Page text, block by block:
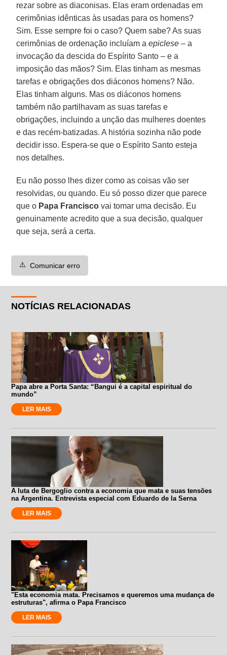
rezar sobre as diaconisas. Elas eram ordenadas em
cerimônias idênticas às usadas para os homens?
Sim. Esse sempre foi o caso? Quem sabe? As suas
cerimônias de ordenação incluíam aepiclese – a
invocação da descida do Espírito Santo – e a
imposição das mãos? Sim. Elas tinham as mesmas
tarefas e obrigações dos diáconos homens? Não.
Elas tinham alguns. Mas os diáconos homens
também não partilhavam as suas tarefas e
obrigações, incluindo a unção das mulheres doentes
e das recém-batizadas. A história sozinha não pode
decidir isso. Espera-se que o Espírito Santo esteja
nos detalhes.
Eu não posso lhes dizer como as coisas vão ser
resolvidas, ou quando. Eu só posso dizer que parece
que o Papa Francisco vai tomar uma decisão. Eu
genuinamente acredito que a sua decisão, qualquer
que seja, será a certa.
⚠️ Comunicar erro
NOTÍCIAS RELACIONADAS
Papa abre a Porta Santa: “Bangui é a capital espiritual do
mundo”
LER MAIS
A luta de Bergoglio contra a economia que mata e suas tensões
na Argentina. Entrevista especial com Eduardo de la Serna
LER MAIS
"Esta economia mata. Precisamos e queremos uma mudança de
estruturas", afirma o Papa Francisco
LER MAIS